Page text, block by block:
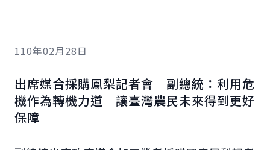
110年02月28日
出席媒合採購鳳梨記者會 副總統：利用危
機作為轉機力道 讓臺灣農民未來得到更好
保障